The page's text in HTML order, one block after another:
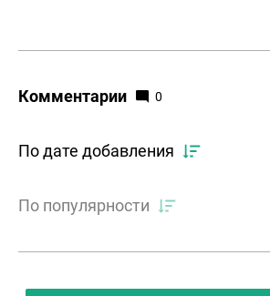
Комментарии 0
По дате добавления
По популярности